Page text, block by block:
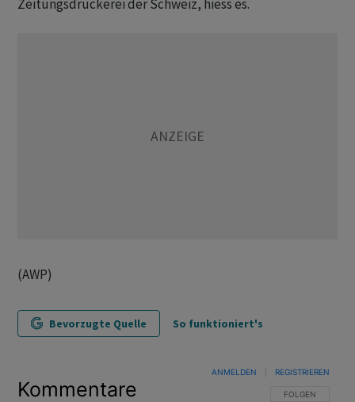
Zeitungsdruckerei der Schweiz, hiess es.
(AWP)
Bevorzugte Quelle So funktioniert's
Kommentare FOLGE DIESER
FOLGEN
ANMELDEN REGISTRIEREN